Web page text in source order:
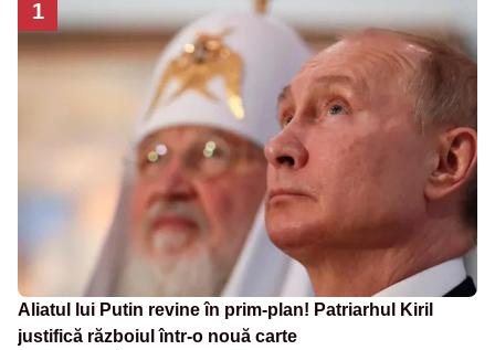
1
Aliatul lui Putin revine în prim-plan! Patriarhul Kiril
justifică războiul într-o nouă carte